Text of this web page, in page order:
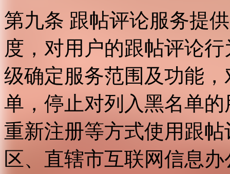
第九条 跟帖评论服务提
度，对用户的跟帖评论
级确定服务范围及功能
单，停止对列入黑名单
重新注册等方式使用跟
区、直辖市互联网信息